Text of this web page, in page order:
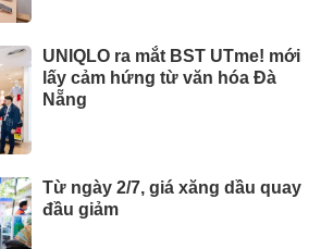
UNIQLO ra mắt BST UTme! mới
lấy cảm hứng từ văn hóa Đà
Nẵng
Từ ngày 2/7, giá xăng dầu quay
đầu giảm